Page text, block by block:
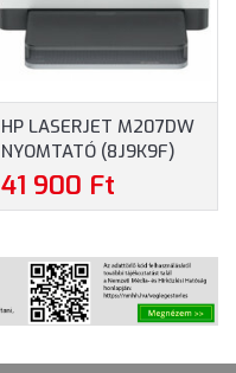
HP LASERJET M207DW
NYOMTATÓ (8J9K9F)
41 900 Ft